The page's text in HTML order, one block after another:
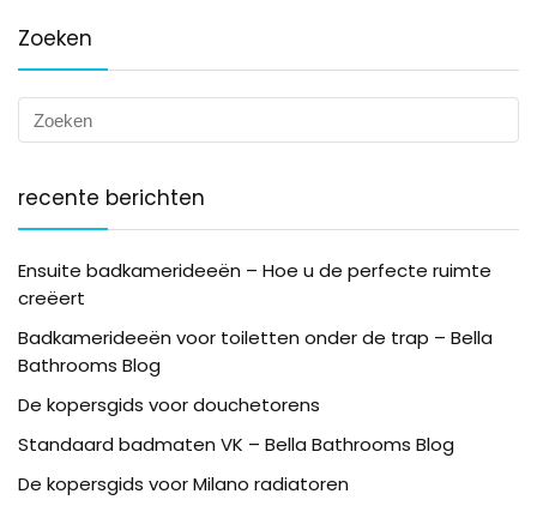
Zoeken
recente berichten
Ensuite badkamerideeën – Hoe u de perfecte ruimte
creëert
Badkamerideeën voor toiletten onder de trap – Bella
Bathrooms Blog
De kopersgids voor douchetorens
Standaard badmaten VK – Bella Bathrooms Blog
De kopersgids voor Milano radiatoren